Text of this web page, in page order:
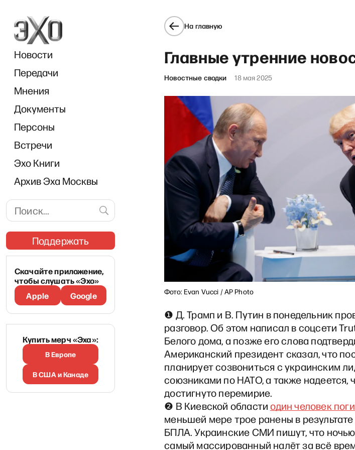
Новости
Передачи
Мнения
Документы
Персоны
Встречи
Эхо Книги
Архив Эха Москвы
Поддержать
Скачайте приложение,
чтобы слушать «Эхо»
Apple
Google
Купить мерч «Эха»:
В Европе
В США и Канаде
На главную
Главные утренние
Новостные сводки 18 мая 2025
Фото: Evan Vucci / AP Photo
❶ Д. Трамп и В. Путин в понедельник
разговор. Об этом написал в соцсети
Белого дома, а позже его слова
Американский президент сказал, что
планирует созвониться с украинским
союзниками по НАТО, а также надеется,
достигнуто перемирие.
❷ В Киевской областиодин человек
меньшей мере трое ранены в
БПЛА. Украинские СМИ пишут, что
самый массированный налёт за всё
Портрет дня: Элла